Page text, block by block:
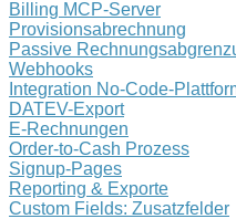
Billing MCP-Server
Provisionsabrechnung
Passive
Webhooks
Integration No-Code-
DATEV-Export
E-Rechnungen
Order-to-Cash Prozess
Signup-Pages
Reporting & Exporte
Custom Fields: Zusatzfelder